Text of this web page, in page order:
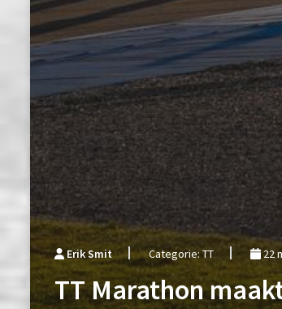
Erik Smit Categorie: TT 22
TT Marathon